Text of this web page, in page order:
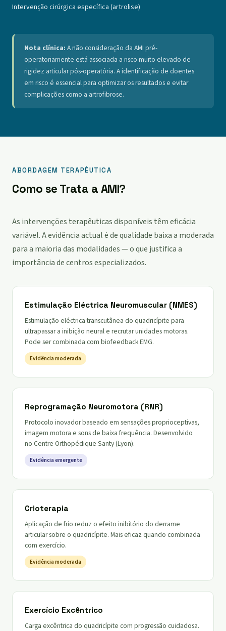
Intervenção cirúrgica específica (artrolise)
Nota clínica: A não consideração da AMI pré-
operatoriamente está associada a risco muito elevado de
rigidez articular pós-operatória. A identificação de doentes
em risco é essencial para optimizar os resultados e evitar
complicações como a artrofibrose.
ABORDAGEM TERAPÊUTICA
Como se Trata a AMI?
As intervenções terapêuticas disponíveis têm eficácia
variável. A evidência actual é de qualidade baixa a moderada
para a maioria das modalidades — o que justifica a
importância de centros especializados.
Estimulação Eléctrica Neuromuscular (NMES)
Estimulação eléctrica transcutânea do quadricípite para
ultrapassar a inibição neural e recrutar unidades motoras.
Pode ser combinada com biofeedback EMG.
Evidência moderada
Reprogramação Neuromotora (RNR)
Protocolo inovador baseado em sensações proprioceptivas,
imagem motora e sons de baixa frequência. Desenvolvido
no Centre Orthopédique Santy (Lyon).
Evidência emergente
Crioterapia
Aplicação de frio reduz o efeito inibitório do derrame
articular sobre o quadricípite. Mais eficaz quando combinada
com exercício.
Evidência moderada
Exercício Excêntrico
Carga excêntrica do quadricípite com progressão cuidadosa.